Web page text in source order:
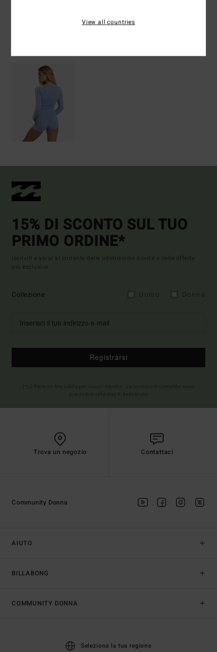
15% DI SCONTO SUL TUO
PRIMO ORDINE*
Iscriviti e sarai al corrente delle ultimissime novità e delle offerte
più esclusive.
Collezione
Registrarsi
Trova un negozio Contattaci
AIUTO
BILLABONG
Community Donna
COMMUNITY DONNA
Seleziona la tua regione
View all countries